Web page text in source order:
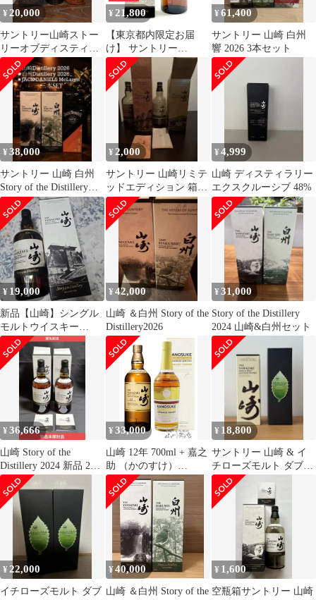
¥20,000
サントリー山崎ストー
リーオブディスティラ
リー2025 とニッカフロ
ム ザ バレル
¥ 21,800
【東京都内限定お届
け】 サントリー
SUNTORY 山崎 ストー
リー オブ ザ ディステ
ィラリー 2025 エディシ
ョン 700ml 国産ウイス
キー 【古酒】
¥61,400
サントリー 山崎 白州
響 2026 3本セット
¥38,000
サントリー 山崎 白州
Story of the Distillery
2026
¥2,000
サントリー 山崎リミテ
ッドエディション 箱と
空き瓶と冊子
¥4,999
山崎 ディスティラリー
エクスクルーシブ 48%
¥ 19,000
新品【山崎】シングル
モルトウイスキー
☆2025年限定品☆
¥42,000
山崎 ＆白州 Story of the
Distillery2026
¥31,000
Story of the Distillery
2024 山崎&白州セット
¥36,666
山崎 Story of the
Distillery 2024 新品 2本
セット
¥33,000
山崎 12年 700ml + 嘉之
助 （かのすけ）
DOUBLE DISTILLERY
( ダブルディスティラ
リー ) 700ml セット 【
9135 】 【 ウイスキー
セット 】【 送料無料
¥ 18,800
サントリー 山崎 & イ
チローズモルト ダブル
ディスティラリーズ
¥ 22,000
イチローズモルト ダブ
¥40,000
山崎 ＆白州 Story of the
¥ 1,600
空瓶箱サントリー 山崎